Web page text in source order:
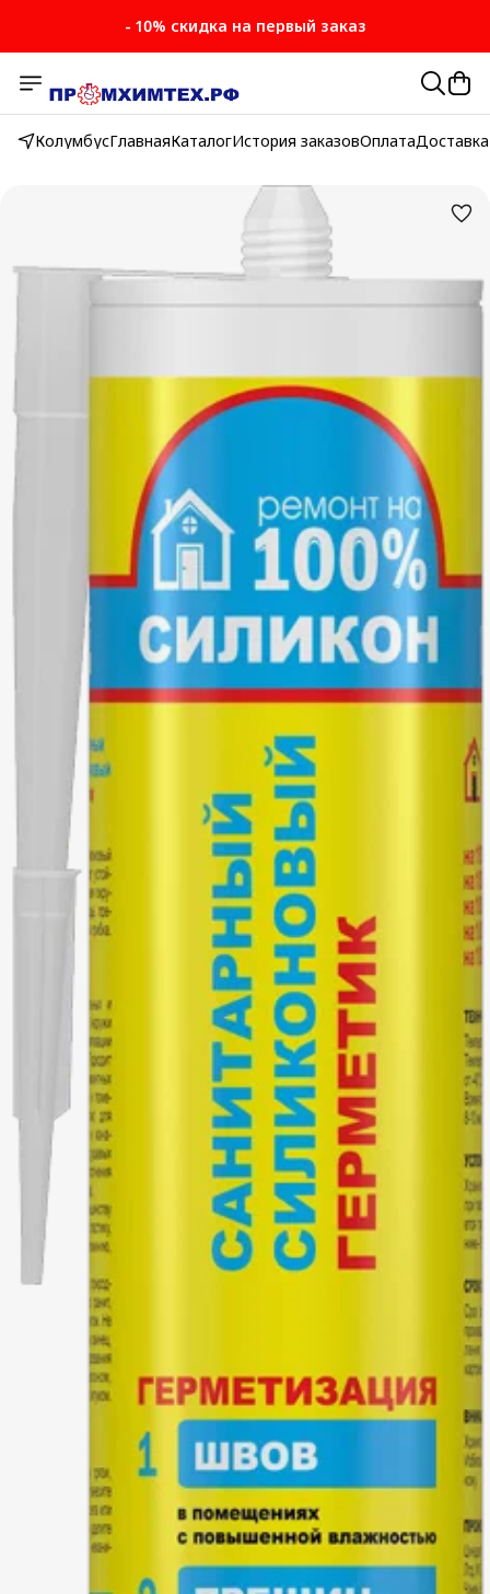
- 10% скидка на первый заказ
КолумбусГлавнаяКаталогИстория заказовОплатаДоставка